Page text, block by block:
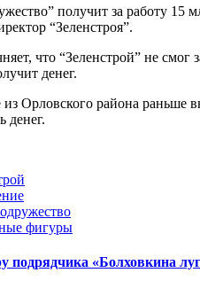
получит за работу 15
“Зеленстроя”.
что “Зеленстрой” не
денег.
Орловского района раньше
денег.
фигуры
подрядчика «Болховкина